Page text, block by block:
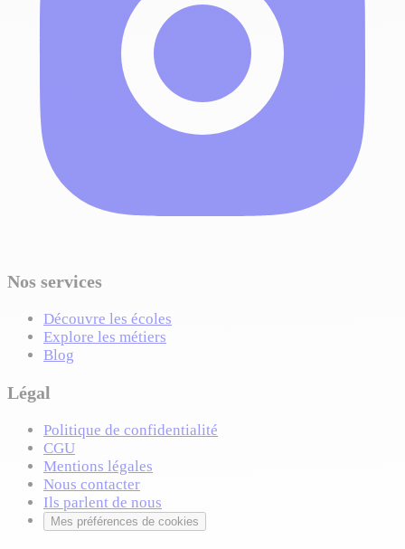
Nos services
Découvre les écoles
Explore les métiers
Blog
Légal
Politique de confidentialité
CGU
Mentions légales
Nous contacter
Ils parlent de nous
Mes préférences de cookies